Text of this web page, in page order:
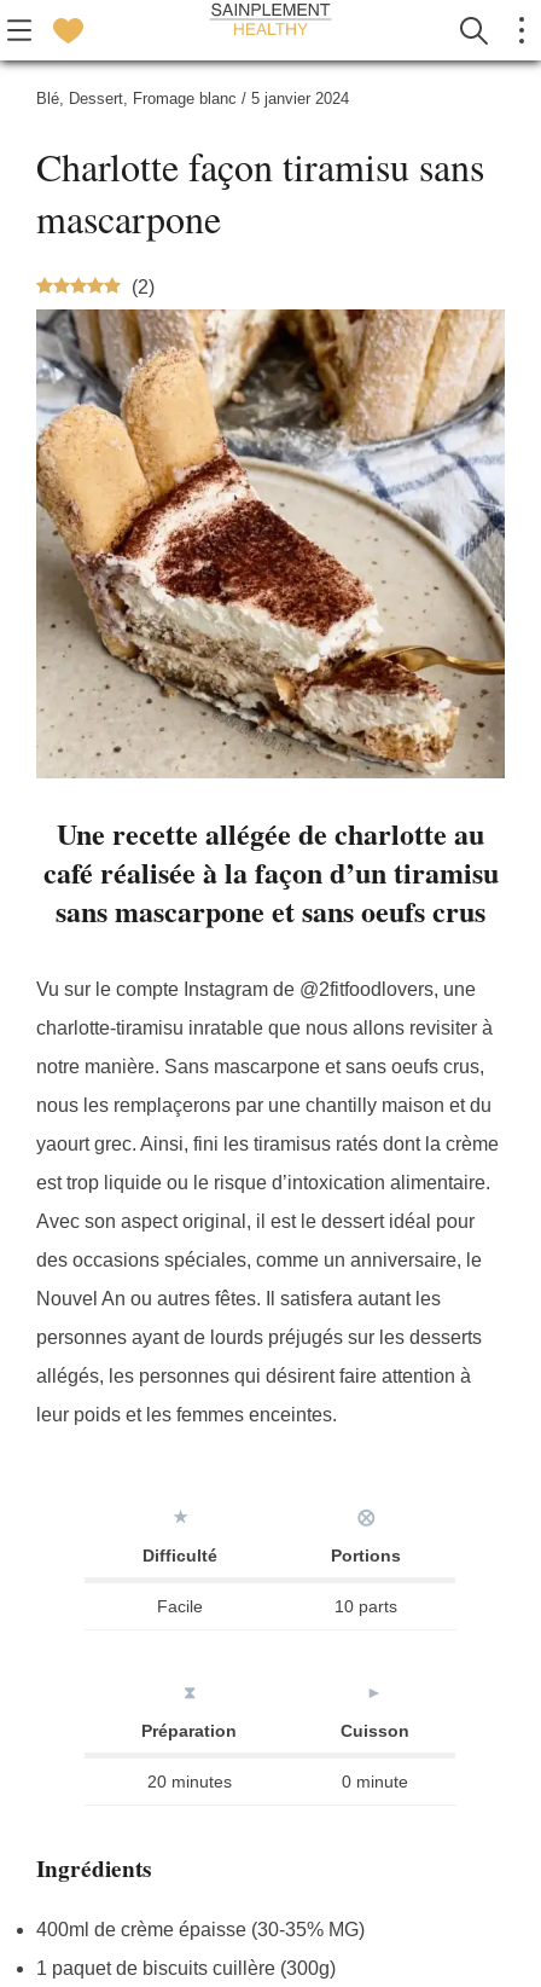
Blé, Dessert, Fromage blanc / 5 janvier 2024
Charlotte façon tiramisu sans
mascarpone
(2)
Une recette allégée de charlotte au
café réalisée à la façon d’un tiramisu
sans mascarpone et sans oeufs crus
Vu sur le compte Instagram de @2fitfoodlovers, une
charlotte-tiramisu inratable que nous allons revisiter à
notre manière. Sans mascarpone et sans oeufs crus,
nous les remplaçerons par une chantilly maison et du
yaourt grec. Ainsi, fini les tiramisus ratés dont la crème
est trop liquide ou le risque d’intoxication alimentaire.
Avec son aspect original, il est le dessert idéal pour
des occasions spéciales, comme un anniversaire, le
Nouvel An ou autres fêtes. Il satisfera autant les
personnes ayant de lourds préjugés sur les desserts
allégés, les personnes qui désirent faire attention à
leur poids et les femmes enceintes.
★
Difficulté
⨂
Portions
Facile 10 parts
⧗
Préparation
►
Cuisson
20 minutes 0 minute
Ingrédients
400ml de crème épaisse (30-35% MG)
1 paquet de biscuits cuillère (300g)